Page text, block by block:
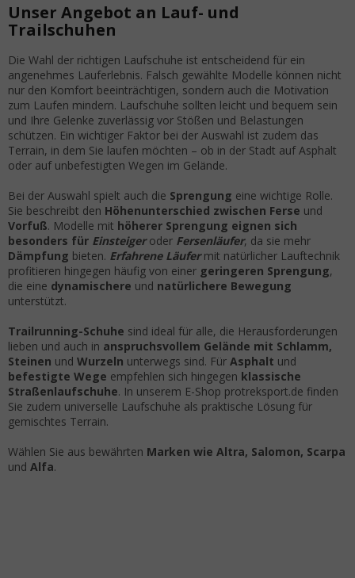
Unser Angebot an Lauf- und
Trailschuhen
Die Wahl der richtigen Laufschuhe ist entscheidend für ein
angenehmes Lauferlebnis. Falsch gewählte Modelle können nicht
nur den Komfort beeinträchtigen, sondern auch die Motivation
zum Laufen mindern. Laufschuhe sollten leicht und bequem sein
und Ihre Gelenke zuverlässig vor Stößen und Belastungen
schützen. Ein wichtiger Faktor bei der Auswahl ist zudem das
Terrain, in dem Sie laufen möchten – ob in der Stadt auf Asphalt
oder auf unbefestigten Wegen im Gelände.
Bei der Auswahl spielt auch die Sprengung eine wichtige Rolle.
Sie beschreibt den Höhenunterschied zwischen Ferse und
Vorfuß. Modelle mit höherer Sprengung eignen sich
besonders für Einsteigeroder Fersenläufer, da sie mehr
Dämpfung bieten. Erfahrene Läufermit natürlicher Lauftechnik
profitieren hingegen häufig von einer geringeren Sprengung,
die eine dynamischere und natürlichere Bewegung
unterstützt.
Trailrunning-Schuhe sind ideal für alle, die Herausforderungen
lieben und auch in anspruchsvollem Gelände mit Schlamm,
Steinen und Wurzeln unterwegs sind. Für Asphalt und
befestigte Wege empfehlen sich hingegen klassische
Straßenlaufschuhe. In unserem E-Shop protreksport.de finden
Sie zudem universelle Laufschuhe als praktische Lösung für
gemischtes Terrain.
Wählen Sie aus bewährten Marken wie Altra, Salomon, Scarpa
und Alfa.